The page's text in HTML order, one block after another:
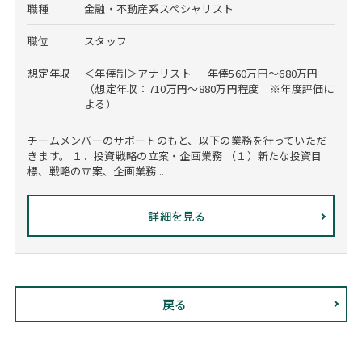
職種 金融・不動産系スペシャリスト
職位 スタッフ
想定年収
＜年俸制＞アナリスト 年俸560万円～680万円
（想定年収：710万円～880万円程度 ※年度評価に
よる）
チームメンバーのサポートのもと、以下の業務を行っていただ
きます。 １．投資戦略の立案・企画業務 （１）新たな投資目
標、戦略の立案、企画業務...
詳細を見る
戻る